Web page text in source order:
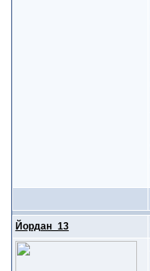
Йордан_13